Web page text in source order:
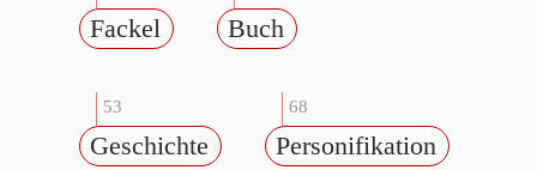
Fackel Buch
53
Geschichte
68
Personifikation